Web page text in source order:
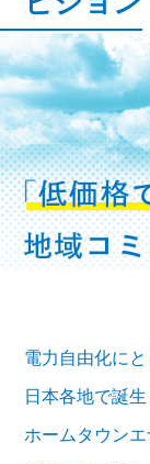
電力自由化に
日本各地で誕生
ホームタウン